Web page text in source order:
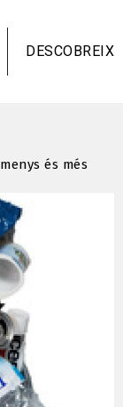
DESCOBREIX
és més